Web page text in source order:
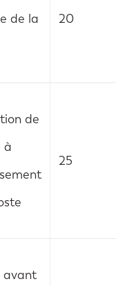
de la
20
de
à
25
avant